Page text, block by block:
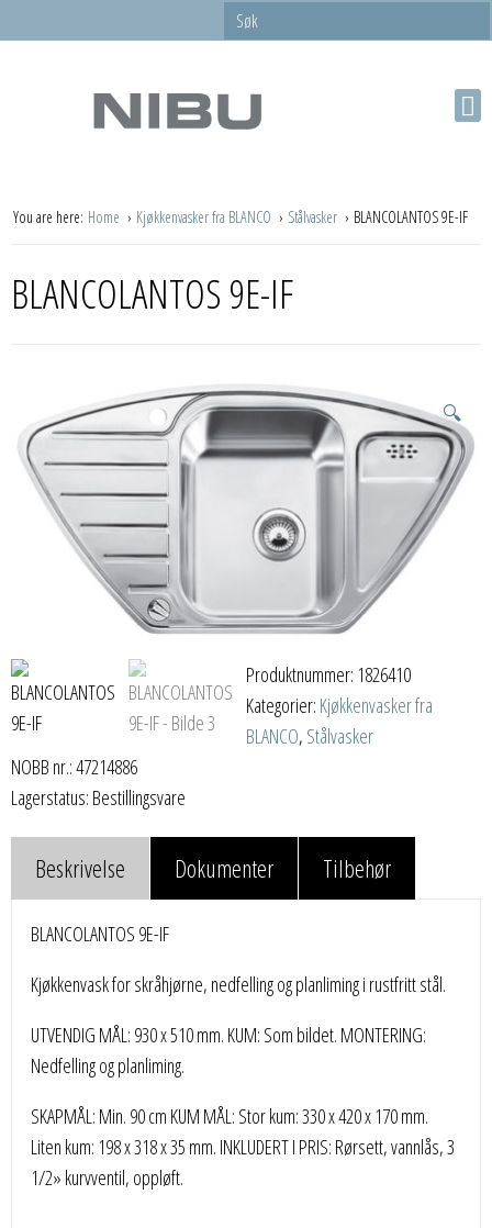
You are here: Home Kjøkkenvasker fra BLANCO Stålvasker BLANCOLANTOS 9E-IF
BLANCOLANTOS 9E-IF
🔍
Produktnummer: 1826410
Kategorier: Kjøkkenvasker fra
BLANCO, Stålvasker
NOBB nr.: 47214886
Lagerstatus: Bestillingsvare
Beskrivelse Dokumenter Tilbehør
BLANCOLANTOS 9E-IF
Kjøkkenvask for skråhjørne, nedfelling og planliming i rustfritt stål.
UTVENDIG MÅL: 930 x 510 mm. KUM: Som bildet. MONTERING:
Nedfelling og planliming.
SKAPMÅL: Min. 90 cm KUM MÅL: Stor kum: 330 x 420 x 170 mm.
Liten kum: 198 x 318 x 35 mm. INKLUDERT I PRIS: Rørsett, vannlås, 3
1/2» kurvventil, oppløft.